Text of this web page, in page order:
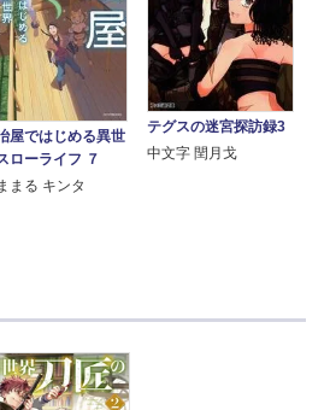
屋ではじめる異世
ローライフ ７
まる キンタ
テグスの迷宮探訪録3
中文字 閏月戈